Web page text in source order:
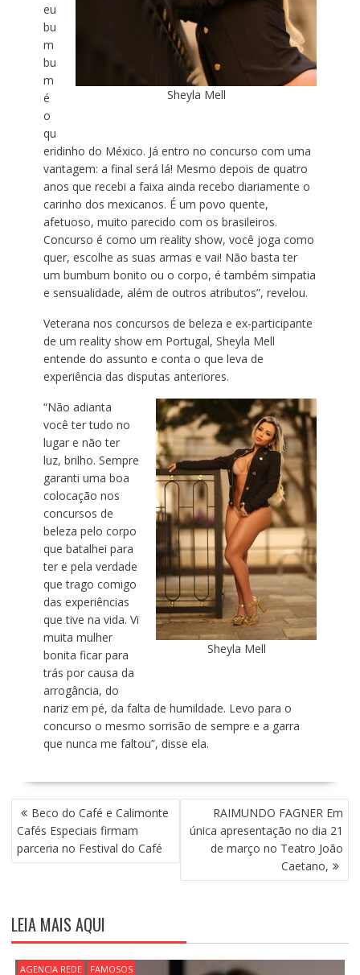
Sheyla Mell
eu
bu
m
bu
m
é
o
qu
eridinho do México. Já entro no concurso com uma
vantagem: a final será lá! Mesmo depois de quatro
anos que recebi a faixa ainda recebo diariamente o
carinho dos mexicanos. É um povo quente,
afetuoso, muito parecido com os brasileiros.
Concurso é como um reality show, você joga como
quer, escolhe as suas armas e vai! Não basta ter
um bumbum bonito ou o corpo, é também simpatia
e sensualidade, além de outros atributos”, revelou.
Veterana nos concursos de beleza e ex-participante
de um reality show em Portugal, Sheyla Mell
entende do assunto e conta o que leva de
experiência das disputas anteriores.
Sheyla Mell
“Não adianta
você ter tudo no
lugar e não ter
luz, brilho. Sempre
garanti uma boa
colocação nos
concursos de
beleza pelo corpo
que batalhei para
ter e pela verdade
que trago comigo
das experiências
que tive na vida. Vi
muita mulher
bonita ficar para
trás por causa da
arrogância, do
nariz em pé, da falta de humildade. Levo para o
concurso o mesmo sorrisão de sempre e a garra
que nunca me faltou”, disse ela.
N
A
V
E
Ç
Ã
O
D
Beco do Café e Calimonte
Cafés Especiais firmam
parceria no Festival do Café
RAIMUNDO FAGNER Em
única apresentação no dia 21
de março no Teatro João
Caetano,
LEIA MAIS AQUI
AGENCIA REDE FAMOSOS